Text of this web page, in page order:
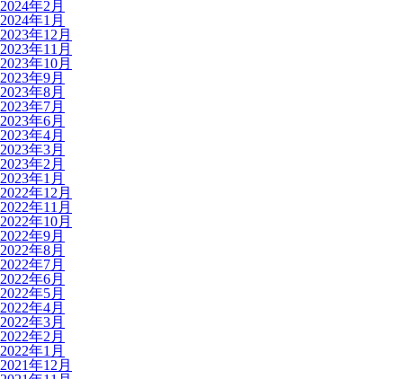
2024年2月
2024年1月
2023年12月
2023年11月
2023年10月
2023年9月
2023年8月
2023年7月
2023年6月
2023年4月
2023年3月
2023年2月
2023年1月
2022年12月
2022年11月
2022年10月
2022年9月
2022年8月
2022年7月
2022年6月
2022年5月
2022年4月
2022年3月
2022年2月
2022年1月
2021年12月